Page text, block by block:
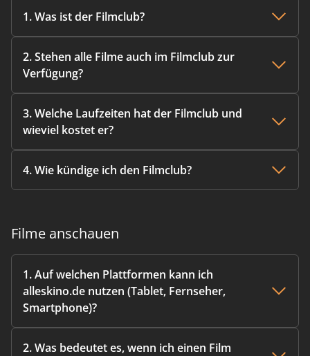
1. Was ist der Filmclub?
2. Stehen alle Filme auch im Filmclub zur
Verfügung?
3. Welche Laufzeiten hat der Filmclub und
wieviel kostet er?
4. Wie kündige ich den Filmclub?
Filme anschauen
1. Auf welchen Plattformen kann ich
alleskino.de nutzen (Tablet, Fernseher,
Smartphone)?
2. Was bedeutet es, wenn ich einen Film